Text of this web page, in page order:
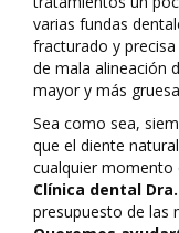
varias fundas
fracturado y
de mala alineación
mayor y más
Sea como sea,
que el diente
cualquier momento
Clínica dental
presupuesto de las